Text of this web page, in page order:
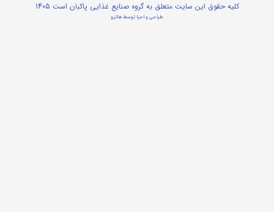
کلیه حقوق این سایت متعلق به گروه صنایع غذایی پاکبان است 1405
طراحی و اجرا توسط هاترو